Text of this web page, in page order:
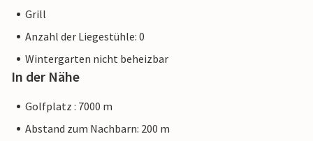
Grill
Anzahl der Liegestühle: 0
Wintergarten nicht beheizbar
In der Nähe
Golfplatz : 7000 m
Abstand zum Nachbarn: 200 m